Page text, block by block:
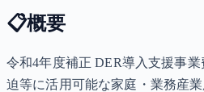
📋概要
令和4年度補正 DER導入支援事
迫等に活用可能な家庭・業務産